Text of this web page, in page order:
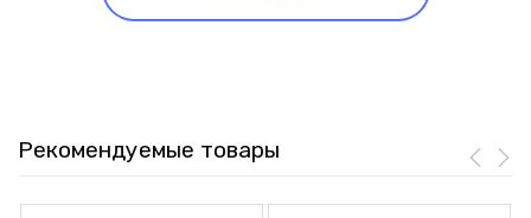
Рекомендуемые товары